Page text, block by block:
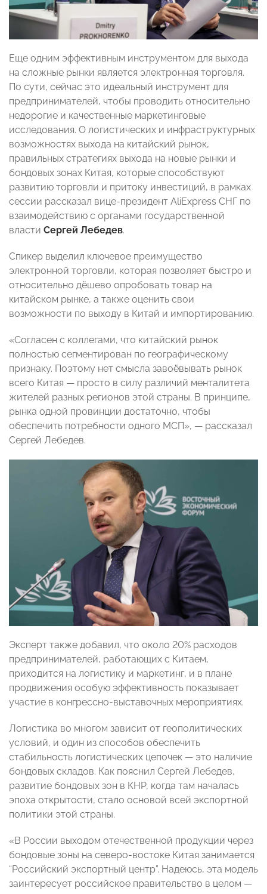
Еще одним эффективным инструментом для выхода
на сложные рынки является электронная торговля.
По сути, сейчас это идеальный инструмент для
предпринимателей, чтобы проводить относительно
недорогие и качественные маркетинговые
исследования. О логистических и инфраструктурных
возможностях выхода на китайский рынок,
правильных стратегиях выхода на новые рынки и
бондовых зонах Китая, которые способствуют
развитию торговли и притоку инвестиций, в рамках
сессии рассказал вице-президент AliExpress СНГ по
взаимодействию с органами государственной
власти Сергей Лебедев.
Спикер выделил ключевое преимущество
электронной торговли, которая позволяет быстро и
относительно дёшево опробовать товар на
китайском рынке, а также оценить свои
возможности по выходу в Китай и импортированию.
«Согласен с коллегами, что китайский рынок
полностью сегментирован по географическому
признаку. Поэтому нет смысла завоёвывать рынок
всего Китая — просто в силу различий менталитета
жителей разных регионов этой страны. В принципе,
рынка одной провинции достаточно, чтобы
обеспечить потребности одного МСП», — рассказал
Сергей Лебедев.
Эксперт также добавил, что около 20% расходов
предпринимателей, работающих с Китаем,
приходится на логистику и маркетинг, и в плане
продвижения особую эффективность показывает
участие в конгрессно-выставочных мероприятиях.
Логистика во многом зависит от геополитических
условий, и один из способов обеспечить
стабильность логистических цепочек — это наличие
бондовых складов. Как пояснил Сергей Лебедев,
развитие бондовых зон в КНР, когда там началась
эпоха открытости, стало основой всей экспортной
политики этой страны.
«В России выходом отечественной продукции через
бондовые зоны на северо-востоке Китая занимается
“Российский экспортный центр”. Надеюсь, эта модель
заинтересует российское правительство в целом —